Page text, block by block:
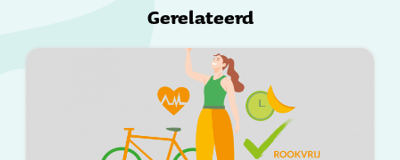
Gerelateerd